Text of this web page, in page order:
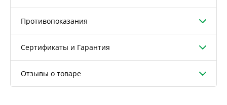
Противопоказания
Сертификаты и Гарантия
Отзывы о товаре